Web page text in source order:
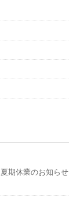
夏期休業のお知らせ